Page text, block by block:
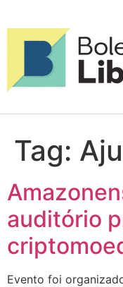
Tag:
auditório
Evento foi